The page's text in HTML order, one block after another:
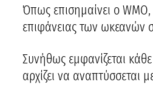
Όπως επισημαίνει ο
επιφάνειας των ωκεανών
Συνήθως εμφανίζεται
αρχίζει να αναπτύσσεται